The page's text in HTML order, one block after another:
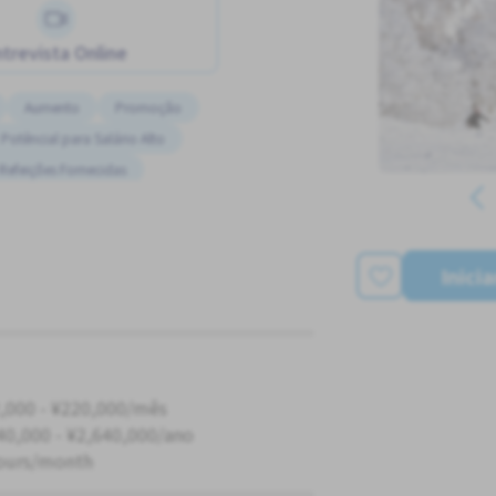
Online
Aumento
Potêncial para Salário Alto
Refeições Fornecidas
- ¥220,000/mês
- ¥2,640,000/ano
month